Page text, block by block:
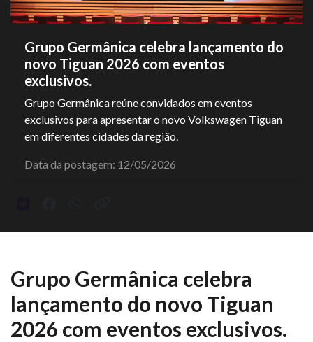
Grupo Germânica celebra lançamento do
novo Tiguan 2026 com eventos
exclusivos.
Grupo Germânica reúne convidados em eventos
exclusivos para apresentar o novo Volkswagen Tiguan
em diferentes cidades da região.
Data da postagem: 12/05/2026
Grupo Germânica celebra
lançamento do novo Tiguan
2026 com eventos exclusivos.